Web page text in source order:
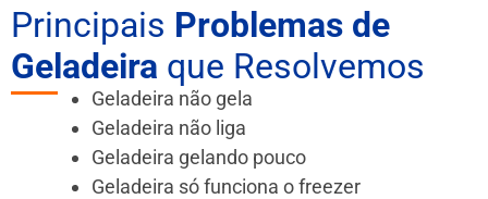
Principais Problemas de
Geladeira que Resolvemos
Geladeira não gela
Geladeira não liga
Geladeira gelando pouco
Geladeira só funciona o freezer